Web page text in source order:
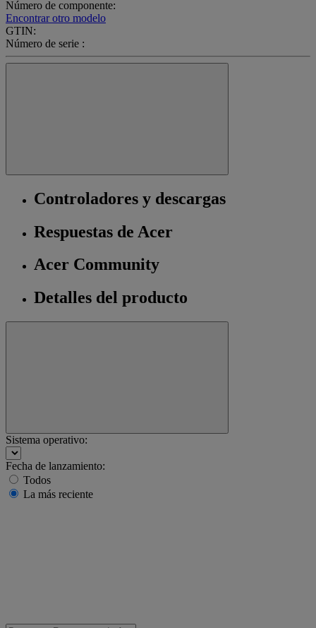
Número de componente:
Encontrar otro modelo
GTIN:
Número de serie :
Controladores y descargas
Respuestas de Acer
Acer Community
Detalles del producto
Sistema operativo:
Fecha de lanzamiento:
Todos
La más reciente